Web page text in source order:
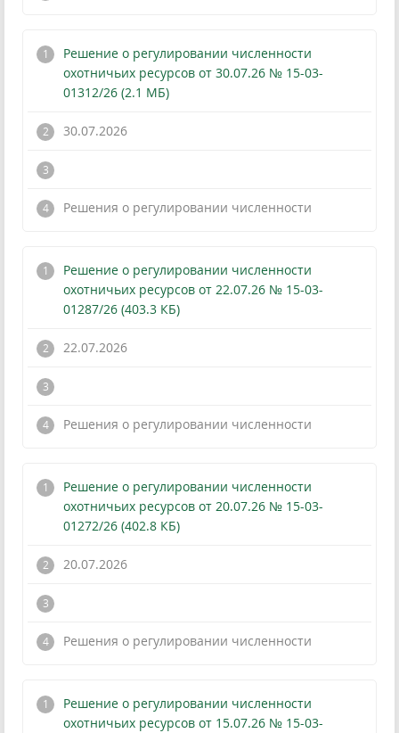
Решение о регулировании численности
охотничьих ресурсов от 30.07.26 № 15-03-
01312/26 (2.1 МБ)
30.07.2026
Решения о регулировании численности
Решение о регулировании численности
охотничьих ресурсов от 22.07.26 № 15-03-
01287/26 (403.3 КБ)
22.07.2026
Решения о регулировании численности
Решение о регулировании численности
охотничьих ресурсов от 20.07.26 № 15-03-
01272/26 (402.8 КБ)
20.07.2026
Решения о регулировании численности
Решение о регулировании численности
охотничьих ресурсов от 15.07.26 № 15-03-